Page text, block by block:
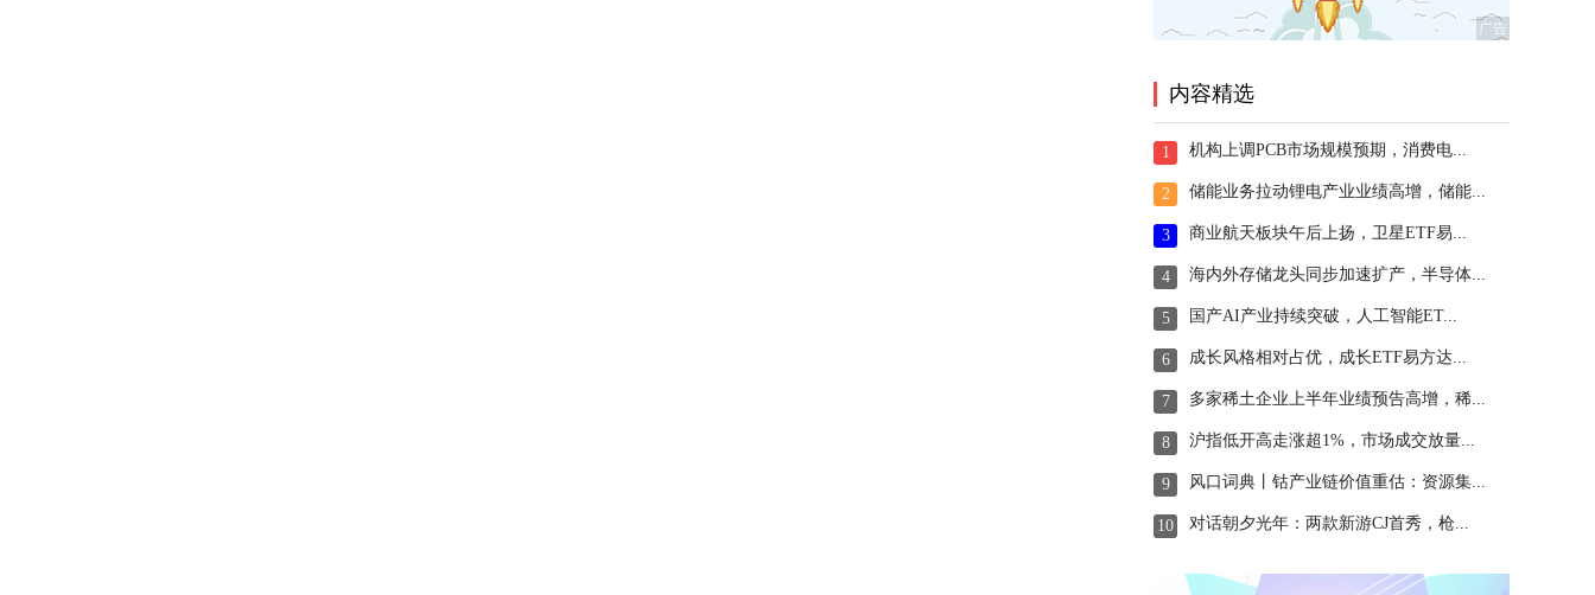
内容精选
1 机构上调PCB市场规模预期，消费电...
2 储能业务拉动锂电产业业绩高增，储能...
3 商业航天板块午后上扬，卫星ETF易...
4 海内外存储龙头同步加速扩产，半导体...
5 国产AI产业持续突破，人工智能ET...
6 成长风格相对占优，成长ETF易方达...
7 多家稀土企业上半年业绩预告高增，稀...
8 沪指低开高走涨超1%，市场成交放量...
9 风口词典丨钴产业链价值重估：资源集...
10 对话朝夕光年：两款新游CJ首秀，枪...